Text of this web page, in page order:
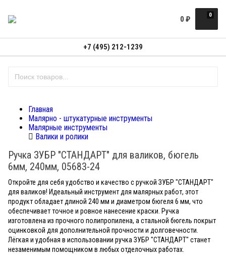
0
0 ₽
+7 (495) 212-1239
Главная
Малярно - штукатурные инструменты
Малярные инструменты
Валики и ролики
Ручка ЗУБР "СТАНДАРТ" для валиков, бюгель
6мм, 240мм, 05683-24
Откройте для себя удобство и качество с ручкой ЗУБР "СТАНДАРТ"
для валиков! Идеальный инструмент для малярных работ, этот
продукт обладает длиной 240 мм и диаметром бюгеля 6 мм, что
обеспечивает точное и ровное нанесение краски. Ручка
изготовлена из прочного полипропилена, а стальной бюгель покрыт
оцинковкой для дополнительной прочности и долговечности.
Лёгкая и удобная в использовании ручка ЗУБР "СТАНДАРТ" станет
незаменимым помощником в любых отделочных работах.